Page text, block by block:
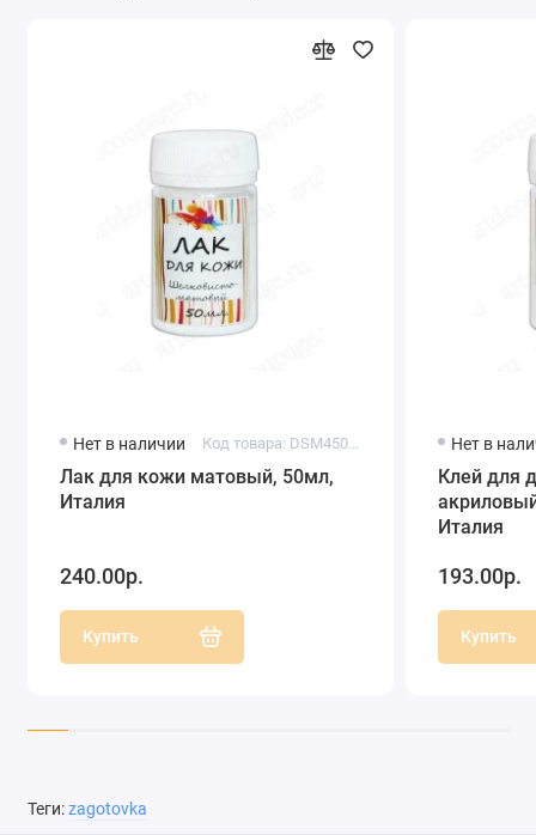
Нет в наличии Код товара: DSM450105
Лак для кожи матовый, 50мл,
Италия
240.00р.
Купить
Нет в
Клей для
Италия
193.00р.
Купить
Теги:zagotovka